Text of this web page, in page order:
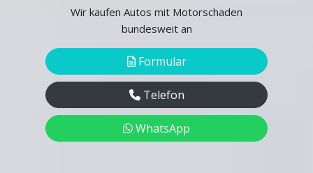
Wir kaufen Autos mit Motorschaden
bundesweit an
Formular
Telefon
WhatsApp